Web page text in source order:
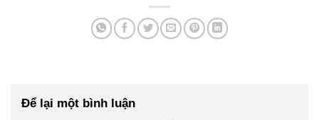
Để lại một bình luận